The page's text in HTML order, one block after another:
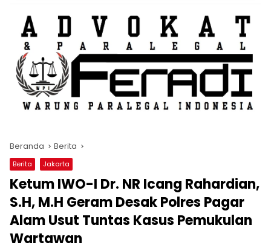
Beranda Berita
Berita Jakarta
Ketum IWO-I Dr. NR Icang Rahardian,
S.H, M.H Geram Desak Polres Pagar
Alam Usut Tuntas Kasus Pemukulan
Wartawan